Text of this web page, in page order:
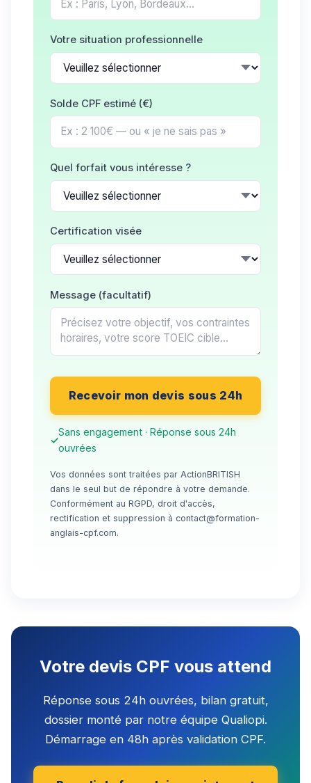
Votre situation professionnelle
Solde CPF estimé (€)
Quel forfait vous intéresse ?
Certification visée
Message (facultatif)
Recevoir mon devis sous 24h
Sans engagement · Réponse sous 24h
ouvrées
Vos données sont traitées par ActionBRITISH
dans le seul but de répondre à votre demande.
Conformément au RGPD, droit d'accès,
rectification et suppression à contact@formation-
anglais-cpf.com.
Votre devis CPF vous attend
Réponse sous 24h ouvrées, bilan gratuit,
dossier monté par notre équipe Qualiopi.
Démarrage en 48h après validation CPF.